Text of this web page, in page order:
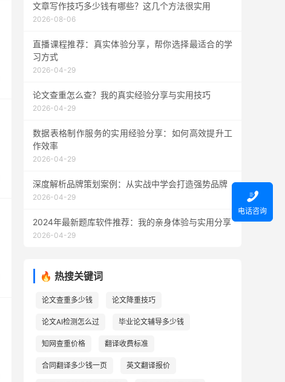
文章写作技巧多少钱有哪些？这几个方法很实用
2026-08-06
直播课程推荐：真实体验分享，帮你选择最适合的学
习方式
2026-04-29
论文查重怎么查？我的真实经验分享与实用技巧
2026-04-29
数据表格制作服务的实用经验分享：如何高效提升工
作效率
2026-04-29
深度解析品牌策划案例：从实战中学会打造强势品牌
2026-04-29
2024年最新题库软件推荐：我的亲身体验与实用分享
2026-04-29
🔥 热搜关键词
论文查重多少钱 论文降重技巧
论文AI检测怎么过 毕业论文辅导多少钱
知网查重价格 翻译收费标准
合同翻译多少钱一页 英文翻译报价

电话咨询